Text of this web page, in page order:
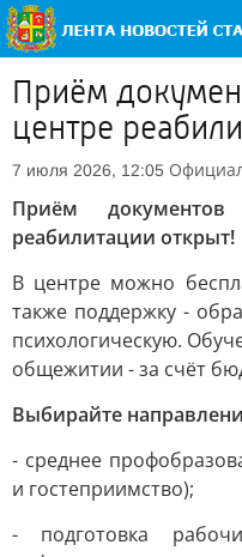
Приём
центре
7 июля 2026, 12:05
Приём
реабилитации открыт!
В центре можно
также поддержку -
психологическую.
общежитии - за счёт
Выбирайте
- среднее
и гостеприимство);
- подготовка